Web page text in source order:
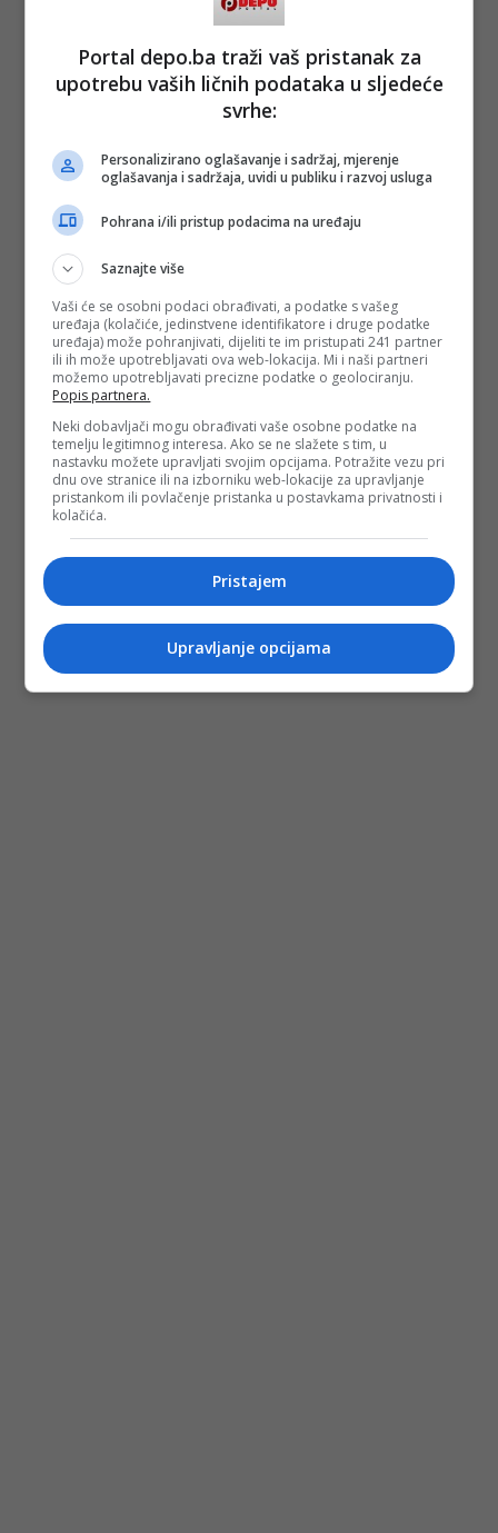
politiziranja ne vodeći računa o realnosti i provodljivosti i na
kraju njegovoj nestatutarnosti. Ovo je bio pokušaj SDP-a da
progres i sve ono dobro što se radi u okviru socijalne politike
u općini Novo Sarajevo – tvrdi Koldžo.
, DEPO PORTAL, BLIN MAGAZIN/md)
#porodilje
sarajevo
#sdp #amandmani #sda
Portal depo.ba traži vaš pristanak za
upotrebu vaših ličnih podataka u sljedeće
svrhe:
Personalizirano oglašavanje i sadržaj, mjerenje
oglašavanja i sadržaja, uvidi u publiku i razvoj usluga
Pohrana i/ili pristup podacima na uređaju
Saznajte više
Vaši će se osobni podaci obrađivati, a podatke s vašeg
uređaja (kolačiće, jedinstvene identifikatore i druge podatke
uređaja) može pohranjivati, dijeliti te im pristupati 241 partner
ili ih može upotrebljavati ova web-lokacija. Mi i naši partneri
možemo upotrebljavati precizne podatke o geolociranju.
Popis partnera.
Neki dobavljači mogu obrađivati vaše osobne podatke na
temelju legitimnog interesa. Ako se ne slažete s tim, u
nastavku možete upravljati svojim opcijama. Potražite vezu pri
dnu ove stranice ili na izborniku web-lokacije za upravljanje
pristankom ili povlačenje pristanka u postavkama privatnosti i
kolačića.
Pristajem
Upravljanje opcijama